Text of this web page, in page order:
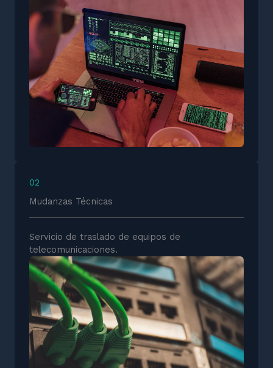
02
Mudanzas Técnicas
Servicio de traslado de equipos de
telecomunicaciones.